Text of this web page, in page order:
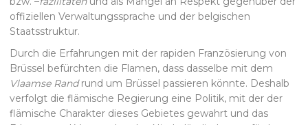
offiziellen Verwaltungssprache und der belgischen
Staatsstruktur.
Durch die Erfahrungen mit der rapiden Französierung von
Brüssel befürchten die Flamen, dass dasselbe mit dem
Vlaamse Randrund um Brüssel passieren könnte. Deshalb
verfolgt die flämische Regierung eine Politik, mit der der
flämische Charakter dieses Gebietes gewahrt und das